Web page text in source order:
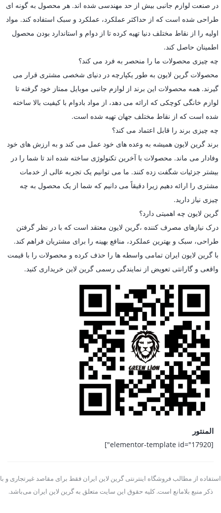
در صنعت لوازم جانبی بیش از حد مهندسی شده اند. هر محصول به گونه ای
طراحی شده است که از حداکثر عملکرد، عملکرد و سبک استفاده کند. مواد
اولیه را از نقاط مختلف دنیا تهیه کرده تا از دوام و استاندارد بودن محصول
اطمینان حاصل کند.
چه چیزی محصولات ما را منحصر به فرد می کند؟
محصولات گرین لایون به طور یکپارچه در دنیای شخصی مشتری قرار می
گیرند. همه محصولات این برند از لوازم جانبی موبایل ممتاز خود گرفته تا
لوازم خانگی کوچکی که ارائه می دهد، از مواد بادوام با کیفیت بالا ساخته
شده است که از نقاط مختلف جهان تهیه شده است.
چه چیزی برند را قابل اعتماد می کند؟
برند گرین لایون همیشه به وعده های خود عمل می کند و به ارزش های خود
وفادار می ماند. محصولات با آخرین تکنولوژی ساخته شده اند تا شما را در
بیشتر جزئیات شگفت زده کنند. ما می توانیم یک تجربه عالی از خدمات
مشتری را ارائه دهیم زیرا دقیقاً می دانیم که شما از یک محصول به چه
چیزی نیاز دارید.
گرین لایون چه اهمیتی دارد؟
درک نیازهای مصرف کننده ،گرین لایون معتقد است که با در نظر گرفتن
طراحی، سبک و بهترین عملکرد، منافع بهینه را برای مشتریان فراهم کند.
با گرین لایون ایران تمامی واسطه ها را حذف کرده و محصولات را با قیمت
واقعی و گارانتی تعویض از نمایندگی رسمی گرین لاین خریداری کنید.
المنتور
[elementor-template id="17920"]
استفاده از مطالب فروشگاه اینترنتی گرین لاین ایران فقط برای مقاصد غیرتجاری و با
ذکر منبع بلامانع است. کلیه حقوق این سایت متعلق به گرین لاین ایران می‌باشد.